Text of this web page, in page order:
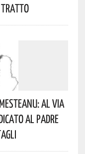
Tratto
Al Via
Al Padre